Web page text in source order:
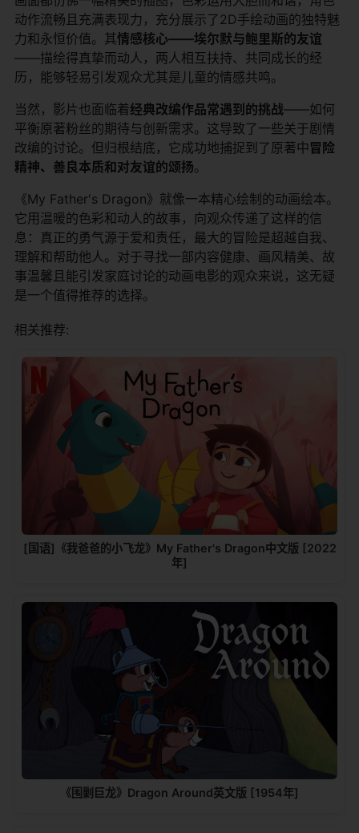
动作流畅且充满表现力，充分展示了2D手绘动画的独特魅
力和永恒价值。其​​情感核心——埃尔默与鲍里斯的友谊​
——描绘得真挚而动人，两人相互扶持、共同成长的经
历，能够轻易引发观众尤其是儿童的情感共鸣。
当然，影片也面临着​​经典改编作品常遇到的挑战​​——如何
平衡原著粉丝的期待与创新需求。这导致了一些关于剧情
改编的讨论。但归根结底，它成功地捕捉到了原著中​ ​冒险
精神、善良本质和对友谊的颂扬​​。
《My Father's Dragon》就像一本精心绘制的动画绘本。
它用温暖的色彩和动人的故事，向观众传递了这样的信
息：真正的勇气源于爱和责任，最大的冒险是超越自我、
理解和帮助他人。对于寻找一部内容健康、画风精美、故
事温馨且能引发家庭讨论的动画电影的观众来说，这无疑
是一个值得推荐的选择。
相关推荐:
[国语]《我爸爸的小飞龙》My Father's Dragon中文版 [2022
年]
《围剿巨龙》Dragon Around英文版 [1954年]